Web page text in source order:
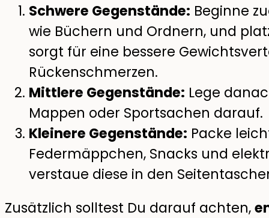
Schwere Gegenstände: Beginne
wie Büchern und Ordnern, und
sorgt für eine bessere
Rückenschmerzen.
Mittlere Gegenstände: Lege
Mappen oder Sportsachen darauf.
Kleinere Gegenstände: Packe
Federmäppchen, Snacks und
verstaue diese in den
Zusätzlich solltest Du darauf achten,